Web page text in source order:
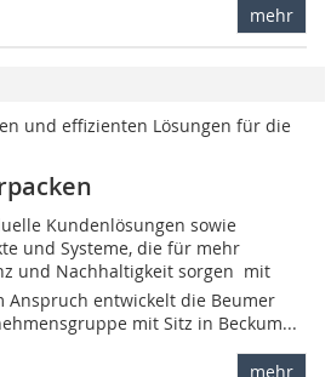
mehr
und effizienten Lösungen für die
Kundenlösungen sowie
und Systeme, die für mehr
und Nachhaltigkeit sorgen  mit
Anspruch entwickelt die Beumer
mit Sitz in Beckum...
mehr